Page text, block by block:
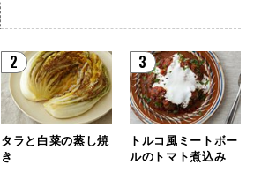
2
タラと白菜の蒸し焼
き
3
トルコ風ミートボー
ルのトマト煮込み